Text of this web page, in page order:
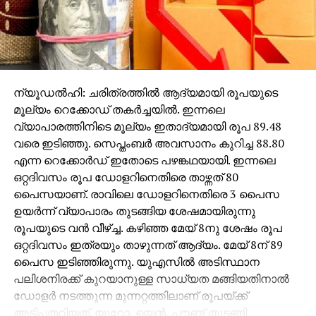
സൈനിക മേധാവിയേയും നേരില്‍ കണ്ട് പ്രശ്‌നത്തിന്റെ
ഗൗരവം അറിയിച്ചു. പാകിസ്താനും ആശങ്ക പ്രകടിപ്പിച്ചു.
മ്യന്മാറില്‍ നടക്കുന്നത് വംശീയ ഉന്മൂലനമാണെന്ന്
ഇറാന്‍ വിദേശകാര്യ മന്ത്രി ജവാദ് ശരീഫ് പറഞ്ഞു.
RELATED TOPICS: ROHINKYA
UP NEXT
സൂപ്പര്‍ ബെല്‍
DON'T MISS
മേല്‍ശാന്തി ക്ഷണിച്ചു, സാദിഖലി തങ്ങള്‍ ഓണ
സദ്യക്കെത്തി
മൂല്യം റെക്കോഡ് തകര്‍ച്ചയില്‍. ഇന്നലെ
വ്യാപാരത്തിനിടെ മൂല്യം ഇതാദ്യമായി രൂപ 89.48
വരെ ഇടിഞ്ഞു. സെപ്തംബര്‍ അവസാനം കുറിച്ച 88.80
എന്ന റെക്കോര്‍ഡ് ഇതോടെ പഴങ്കഥയായി. ഇന്നലെ
ഒറ്റദിവസം രൂപ ഡോളറിനെതിരെ താഴ്ന്നത് 80
പൈസയാണ്. രാവിലെ ഡോളറിനെതിരെ 3 പൈസ
ഉയര്‍ന്ന് വ്യാപാരം തുടങ്ങിയ ശേഷമായിരുന്നു
രൂപയുടെ വന്‍ വീഴ്ച്ച. കഴിഞ്ഞ മേയ് 8നു ശേഷം രൂപ
ഒറ്റദിവസം ഇത്രയും താഴുന്നത് ആദ്യം. മേയ് 8ന് 89
പൈസ ഇടിഞ്ഞിരുന്നു. യുഎസില്‍ അടിസ്ഥാന
പലിശനിരക്ക് കുറയാനുള്ള സാധ്യത മങ്ങിയതിനാല്‍
ഡോളര്‍ നടത്തുന്ന മുന്നറ്റത്തിലാണ് രൂപയ്ക്ക്
അടിപതറിയത്. യൂറോ, യെന്‍, പൗണ്ട് തുടങ്ങി